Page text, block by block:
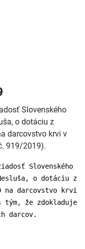
Slovenského
o dotáciu z
darcovstvo krvi v
919/2019).
Slovenského
o dotáciu z
na darcovstvo krvi
tým, že zdokladuje
darcov.